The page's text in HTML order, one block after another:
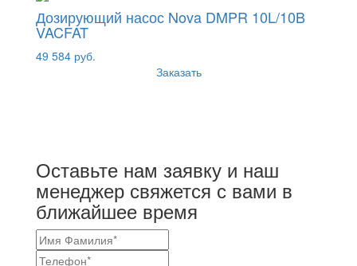
Дозирующий насос Nova DMPR 10L/10B
VACFAT
49 584 руб.
Заказать
Оставьте нам заявку и наш
менеджер свяжется с вами в
ближайшее время